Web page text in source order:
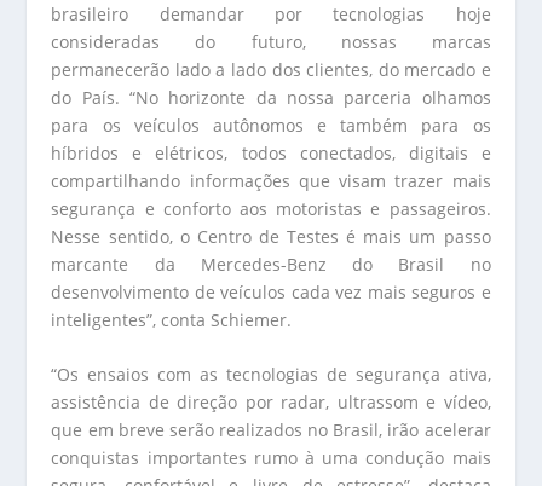
brasileiro demandar por tecnologias hoje
consideradas do futuro, nossas marcas
permanecerão lado a lado dos clientes, do mercado e
do País. “No horizonte da nossa parceria olhamos
para os veículos autônomos e também para os
híbridos e elétricos, todos conectados, digitais e
compartilhando informações que visam trazer mais
segurança e conforto aos motoristas e passageiros.
Nesse sentido, o Centro de Testes é mais um passo
marcante da Mercedes-Benz do Brasil no
desenvolvimento de veículos cada vez mais seguros e
inteligentes”, conta Schiemer.
“Os ensaios com as tecnologias de segurança ativa,
assistência de direção por radar, ultrassom e vídeo,
que em breve serão realizados no Brasil, irão acelerar
conquistas importantes rumo à uma condução mais